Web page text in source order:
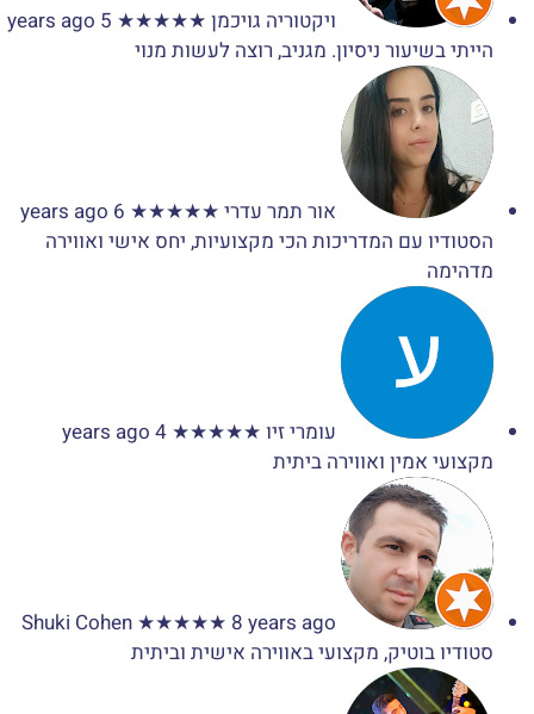
ויקטוריה גויכמן ★★★★★
5 years ago
הייתי בשיעור ניסיון. מגניב, רוצה לעשות מנוי
אור תמר עדרי ★★★★★
6 years ago
הסטודיו עם המדריכות הכי מקצועיות, יחס אישי ואווירה
מדהימה
עומרי זיו ★★★★★
4 years ago
מקצועי אמין ואווירה ביתית
Shuki Cohen ★★★★★ 8 years ago
סטודיו בוטיק, מקצועי באווירה אישית וביתית